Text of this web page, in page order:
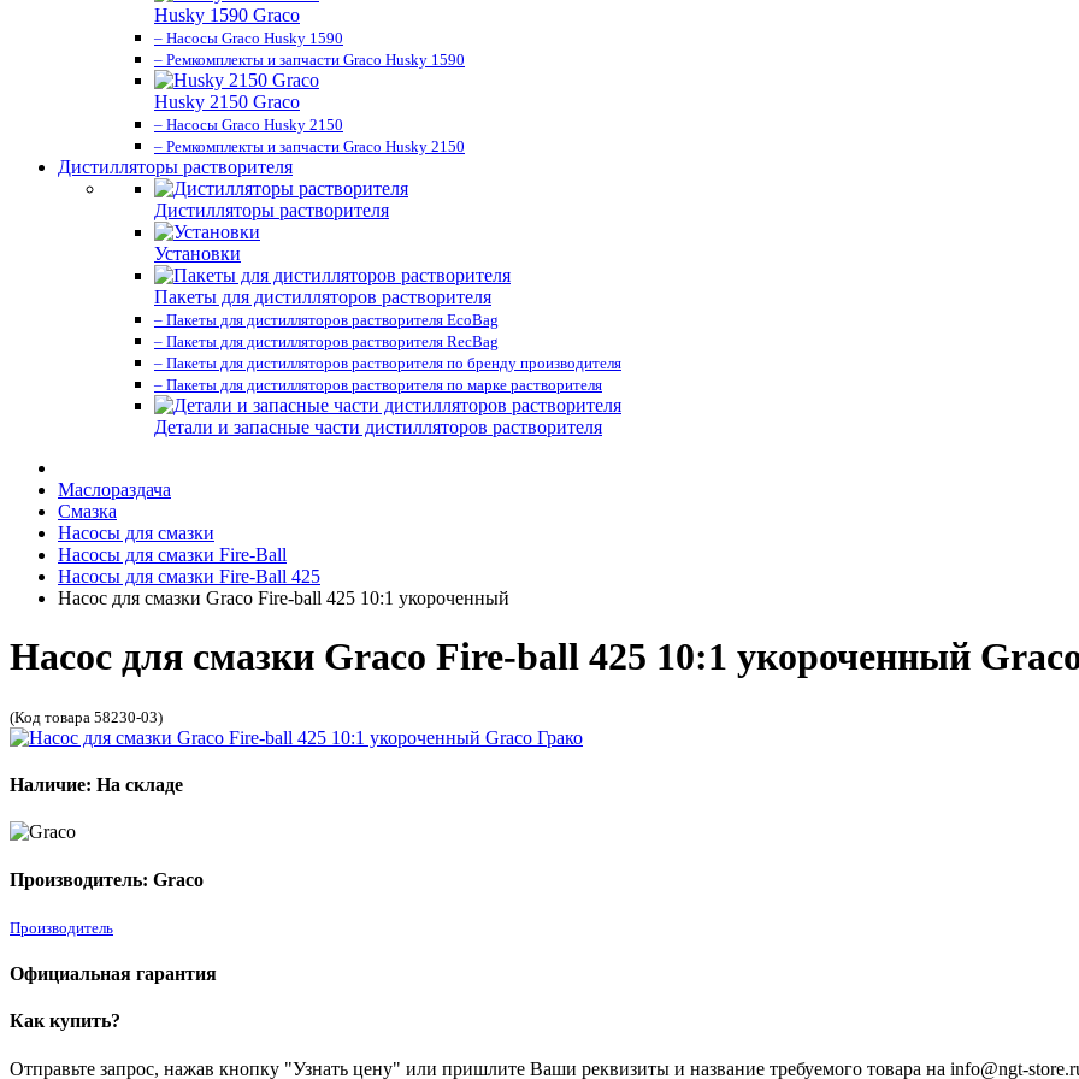
Husky 1590 Graco
– Насосы Graco Husky 1590
– Ремкомплекты и запчасти Graco Husky 1590
Husky 2150 Graco
– Насосы Graco Husky 2150
– Ремкомплекты и запчасти Graco Husky 2150
Дистилляторы растворителя
Дистилляторы растворителя
Установки
Пакеты для дистилляторов растворителя
– Пакеты для дистилляторов растворителя EcoBag
– Пакеты для дистилляторов растворителя RecBag
– Пакеты для дистилляторов растворителя по бренду производителя
– Пакеты для дистилляторов растворителя по марке растворителя
Детали и запасные части дистилляторов растворителя
Маслораздача
Смазка
Насосы для смазки
Насосы для смазки Fire-Ball
Насосы для смазки Fire-Ball 425
Насос для смазки Graco Fire-ball 425 10:1 укороченный
Насос для смазки Graco Fire-ball 425 10:1 укороченный
(Код товара 58230-03)
Наличие: На складе
Производитель: Graco
Производитель
Официальная гарантия
Как купить?
Отправьте запрос, нажав кнопку "Узнать цену" или пришлите Ваши реквизиты и название требуемого товара на info@ngt-